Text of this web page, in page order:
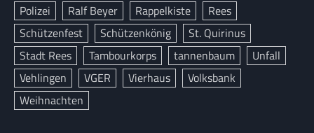
Polizei
Ralf Beyer Rappelkiste
Rees
Schützenfest
Schützenkönig
St. Quirinus
Stadt Rees
Tambourkorps tannenbaum
Unfall
Vehlingen
VGER Vierhaus
Volksbank
Weihnachten